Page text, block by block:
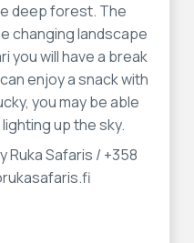
deep forest. The
changing landscape
you will have a break
enjoy a snack with
you may be able
up the sky.
Ruka Safaris / +358